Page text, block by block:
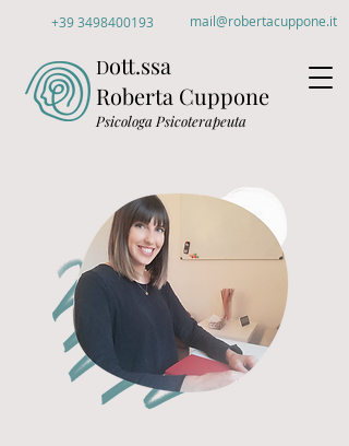
Dott.ssa
Roberta Cuppone
Psicologa Psicoterapeuta
+39 3498400193 mail@robertacuppone.it